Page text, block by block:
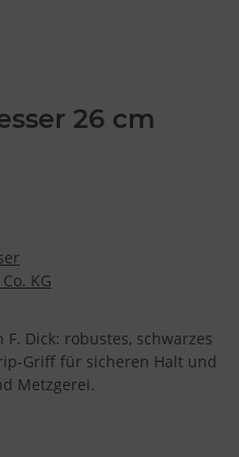
26 cm
KG
Dick: robustes, schwarzes
Griff für sicheren Halt und
Metzgerei.